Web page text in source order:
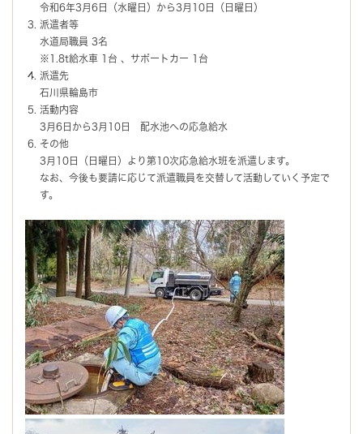
令和6年3月6日（水曜日）から3月10日（日曜日）
派遣者等
水道局職員 3名
※1.8t給水車 1台 、サポートカー 1台
派遣先
石川県輪島市
活動内容
3月6日から3月10日 配水池への応急給水
その他
3月10日（日曜日）より第10次応急給水班を派遣します。
なお、今後も要請に応じて派遣職員を交替して活動していく予定で
す。